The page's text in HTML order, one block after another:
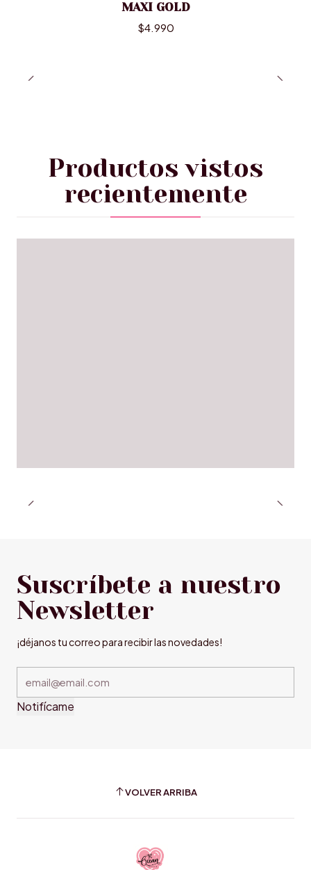
MAXI GOLD
$4.990
Productos vistos
recientemente
Suscríbete a nuestro
Newsletter
¡déjanos tu correo para recibir las novedades!
Notifícame
VOLVER ARRIBA